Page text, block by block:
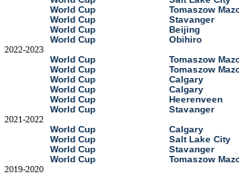
World Cup
Tomaszow
World Cup
Stavanger
World Cup
Beijing
World Cup
Obihiro
2022-2023
World Cup
Tomaszow
World Cup
Tomaszow
World Cup
Calgary
World Cup
Calgary
World Cup
Heerenveen
World Cup
Stavanger
2021-2022
World Cup
Calgary
World Cup
Salt Lake City
World Cup
Stavanger
World Cup
Tomaszow
2019-2020